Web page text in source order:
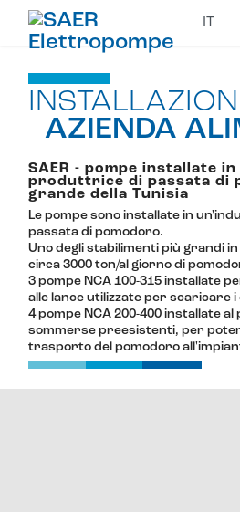
AZIENDA
SAER - pompe installate
produttrice di passata di
grande della Tunisia
Le pompe sono installate in
passata di pomodoro.
Uno degli stabilimenti più grandi
circa 3000 ton/al giorno di
3 pompe NCA 100-315 installate
alle lance utilizzate per scaricare
4 pompe NCA 200-400 installate
sommerse preesistenti, per
trasporto del pomodoro